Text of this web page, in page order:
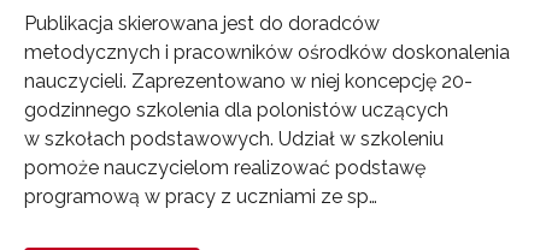
Publikacja skierowana jest do doradców
metodycznych i pracowników ośrodków doskonalenia
nauczycieli. Zaprezentowano w niej koncepcję 20-
godzinnego szkolenia dla polonistów uczących
w szkołach podstawowych. Udział w szkoleniu
pomoże nauczycielom realizować podstawę
programową w pracy z uczniami ze sp…